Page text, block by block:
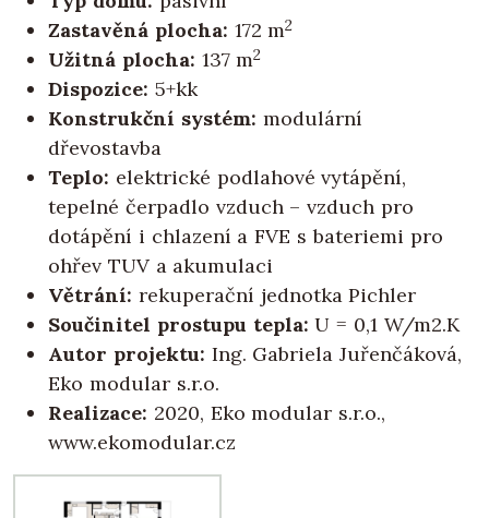
Zastavěná plocha: 172 m2
Užitná plocha: 137 m2
Dispozice: 5+kk
Konstrukční systém: modulární
dřevostavba
Teplo: elektrické podlahové vytápění,
tepelné čerpadlo vzduch – vzduch pro
dotápění i chlazení a FVE s bateriemi pro
ohřev TUV a akumulaci
Větrání: rekuperační jednotka Pichler
Součinitel prostupu tepla: U = 0,1 W/m2.K
Autor projektu: Ing. Gabriela Juřenčáková,
Eko modular s.r.o.
Realizace: 2020, Eko modular s.r.o.,
www.ekomodular.cz